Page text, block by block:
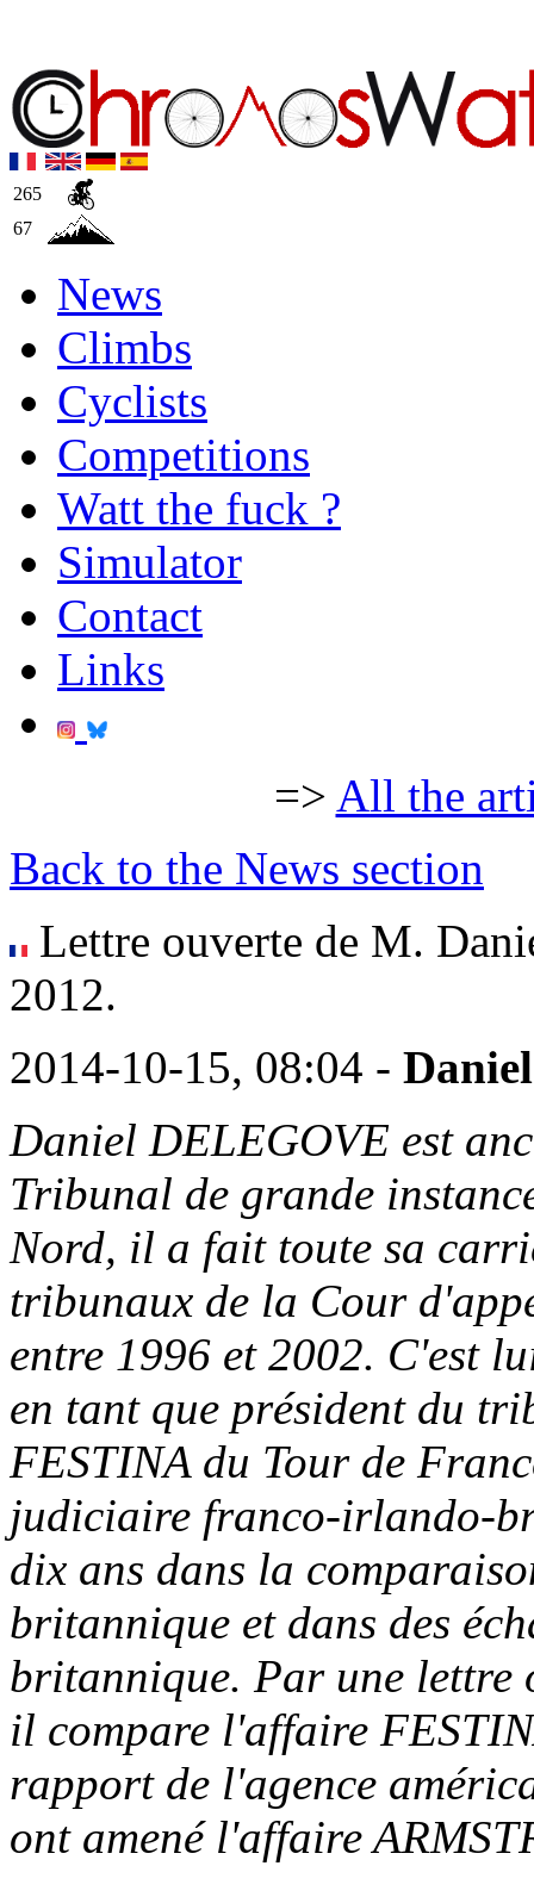
265
67
News
Climbs
Cyclists
Competitions
Watt the fuck ?
Simulator
Contact
Links
=> All the
Back to the News section
Lettre ouverte de M.
2012.
2014-10-15, 08:04 -
Daniel DELEGOVE est
Tribunal de grande
Nord, il a fait toute sa
tribunaux de la Cour
entre 1996 et 2002. C'est
en tant que président du
FESTINA du Tour de
judiciaire franco-irlando-
dix ans dans la
britannique et dans des
britannique. Par une lettre
il compare l'affaire
rapport de l'agence
ont amené l'affaire